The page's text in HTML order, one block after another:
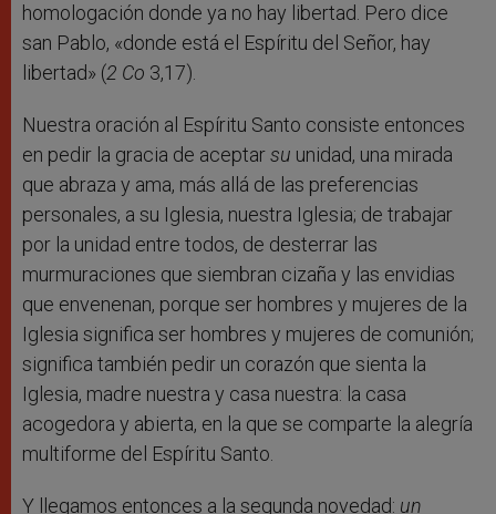
homologación donde ya no hay libertad. Pero dice
san Pablo, «donde está el Espíritu del Señor, hay
libertad» (2 Co 3,17).
Nuestra oración al Espíritu Santo consiste entonces
en pedir la gracia de aceptarsu unidad, una mirada
que abraza y ama, más allá de las preferencias
personales, a su Iglesia, nuestra Iglesia; de trabajar
por la unidad entre todos, de desterrar las
murmuraciones que siembran cizaña y las envidias
que envenenan, porque ser hombres y mujeres de la
Iglesia significa ser hombres y mujeres de comunión;
significa también pedir un corazón que sienta la
Iglesia, madre nuestra y casa nuestra: la casa
acogedora y abierta, en la que se comparte la alegría
multiforme del Espíritu Santo.
Y llegamos entonces a la segunda novedad: un